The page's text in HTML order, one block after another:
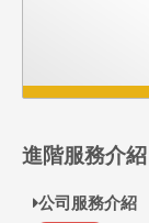
進階服務介紹
公司服務介紹